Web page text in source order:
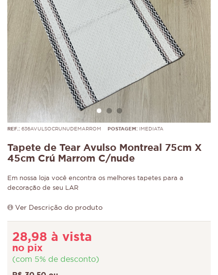
REF.: 636AVULSOCRUNUDEMARROM POSTAGEM: IMEDIATA
Tapete de Tear Avulso Montreal 75cm X
45cm Crú Marrom C/nude
Em nossa loja você encontra os melhores tapetes para a
decoração de seu LAR
Ver Descrição do produto
28,98 à vista
no pix
(com 5% de desconto)